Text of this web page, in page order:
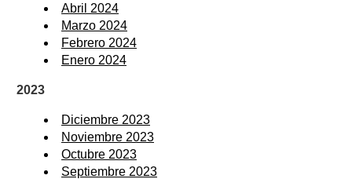
Abril 2024
Marzo 2024
Febrero 2024
Enero 2024
2023
Diciembre 2023
Noviembre 2023
Octubre 2023
Septiembre 2023